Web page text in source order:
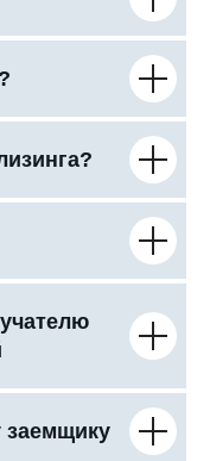
заемщику